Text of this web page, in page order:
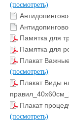
(посмотреть)
Памятка для
Памятка для
Плакат
(посмотреть)
Плакат Виды
Плакат
(посмотреть)